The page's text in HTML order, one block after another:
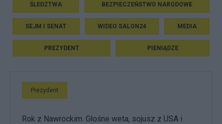
ŚLEDZTWA BEZPIECZEŃSTWO NARODOWE
SEJM I SENAT WIDEO SALON24 MEDIA
PREZYDENT PIENIĄDZE
Prezydent
Rok z Nawrockim. Głośne weta, sojusz z USA i